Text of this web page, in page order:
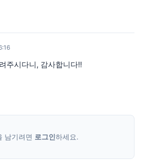
주시다니, 감사합니다!!
남기려면 로그인하세요.